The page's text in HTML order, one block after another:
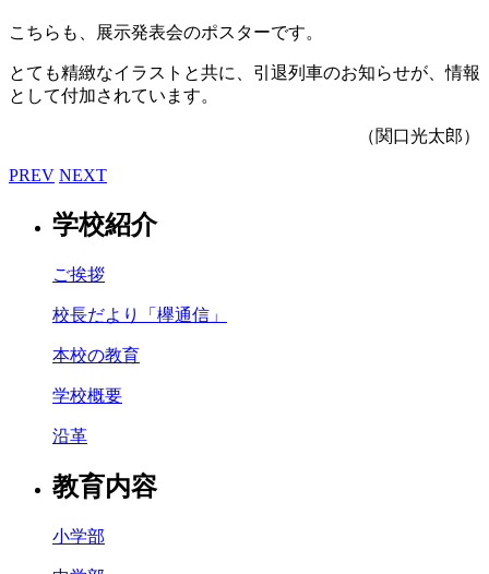
こちらも、展示発表会のポスターです。
とても精緻なイラストと共に、引退列車のお知らせが、情報
として付加されています。
（関口光太郎）
PREV NEXT
学校紹介
ご挨拶
校長だより「欅通信」
本校の教育
学校概要
沿革
教育内容
小学部